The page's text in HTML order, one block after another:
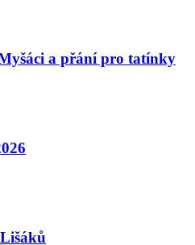
a přání pro tatínky